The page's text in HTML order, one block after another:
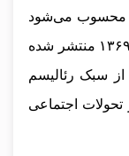
محسوب می‌شود
و جلد اول آن با عنوان “اقلیم باد” در سال ۱۳۶۹ منتشر شده
از سبک رئالیسم
اجتماعی